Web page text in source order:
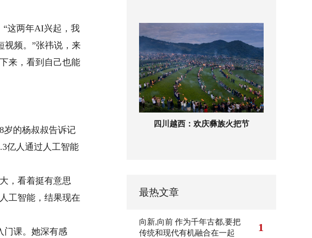
这两年AI兴起，我
视频。”张祎说，来
来，看到自己也能
的杨叔叔告诉记
亿人通过人工智能
，看着挺有意思
工智能，结果现在
课。她深有感
四川越西：欢庆彝族火把节
最热文章
向新,向前 作为千年古都,要把
传统和现代有机融合在一起
1